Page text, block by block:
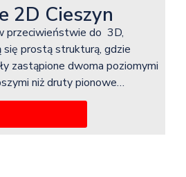
2D Cieszyn
przeciwieństwie do 3D,
się prostą strukturą, gdzie
zastąpione dwoma poziomymi
niż druty pionowe…